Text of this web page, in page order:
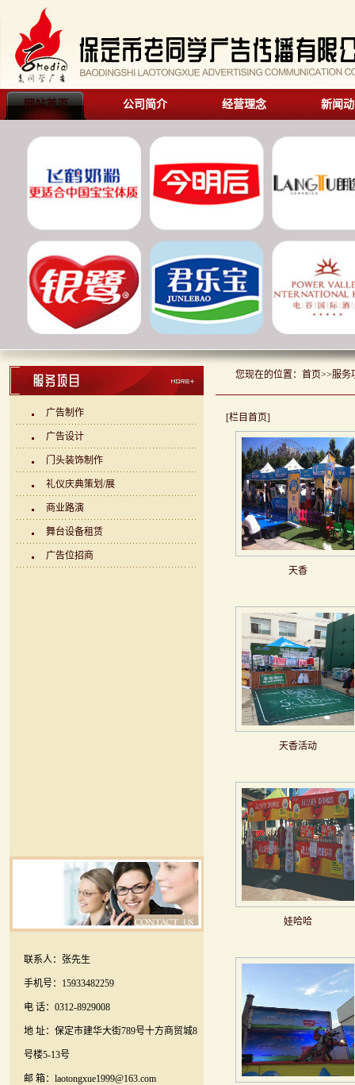
网站首页 公司简介 经营理念 新闻
广告制作
广告设计
门头装饰制作
礼仪庆典策划/展
商业路演
舞台设备租赁
广告位招商
联系人：张先生
手机号：15933482259
电 话：0312-8929008
地 址：保定市建华大街789号十方商贸城8
号楼5-13号
邮 箱：laotongxue1999@163.com
您现在的位置： 首页>>服务
[栏目首页]
天香
天香活动
娃哈哈